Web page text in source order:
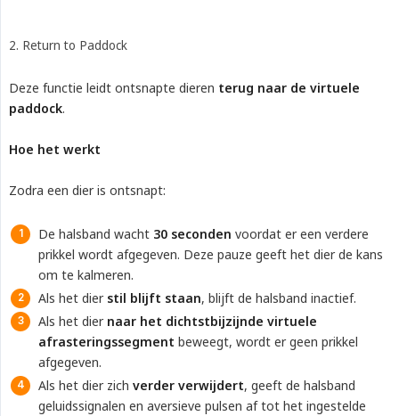
2. Return to Paddock
Deze functie leidt ontsnapte dieren terug naar de virtuele
paddock.
Hoe het werkt
Zodra een dier is ontsnapt:
De halsband wacht 30 seconden voordat er een verdere
prikkel wordt afgegeven. Deze pauze geeft het dier de kans
om te kalmeren.
Als het dier stil blijft staan, blijft de halsband inactief.
Als het dier naar het dichtstbijzijnde virtuele
afrasteringssegment beweegt, wordt er geen prikkel
afgegeven.
Als het dier zich verder verwijdert, geeft de halsband
geluidssignalen en aversieve pulsen af tot het ingestelde